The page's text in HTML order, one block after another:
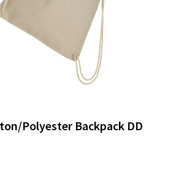
Polyester Backpack DD